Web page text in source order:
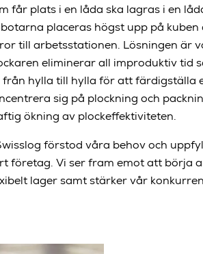
får plats i en låda ska lagras i en
placeras högst upp på
till arbetsstationen. Lösningen är
eliminerar all improduktiv tid
från hylla till hylla för att färdigställa
sig på plockning och
ökning av plockeffektiviteten.
förstod våra behov och
företag. Vi ser fram emot att börja
lager samt stärker vår